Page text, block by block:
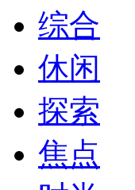
综合
休闲
探索
焦点